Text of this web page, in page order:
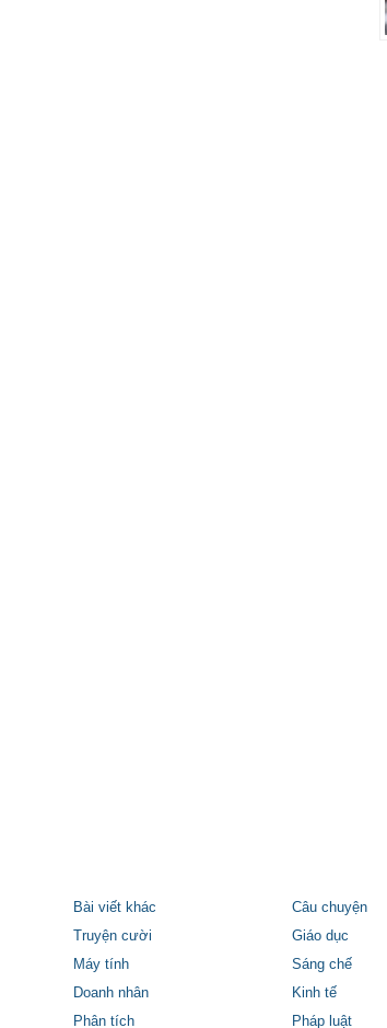
Bài viết khác Câu chuyện
Truyện cười Giáo dục
Máy tính Sáng chế
Doanh nhân Kinh tế
Phân tích Pháp luật